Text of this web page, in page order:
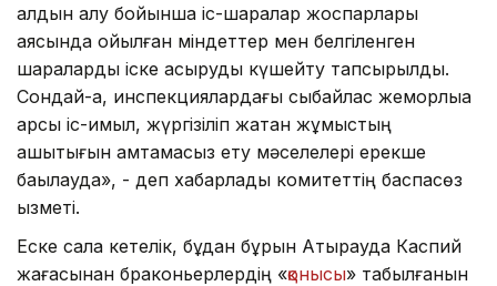
алдын алу бойынша іс-шаралар жоспарлары
аясында қойылған міндеттер мен белгіленген
шараларды іске асыруды күшейту тапсырылды.
Сондай-ақ, инспекциялардағы сыбайлас жемқорлыққа
қарсы іс-қимыл, жүргізіліп жатқан жұмыстың
ашықтығын қамтамасыз ету мәселелері ерекше
бақылауда», - деп хабарлады комитеттің баспасөз
қызметі.
Еске сала кетелік, бұдан бұрын Атырауда Каспий
жағасынан браконьерлердің «қонысы» табылғанын